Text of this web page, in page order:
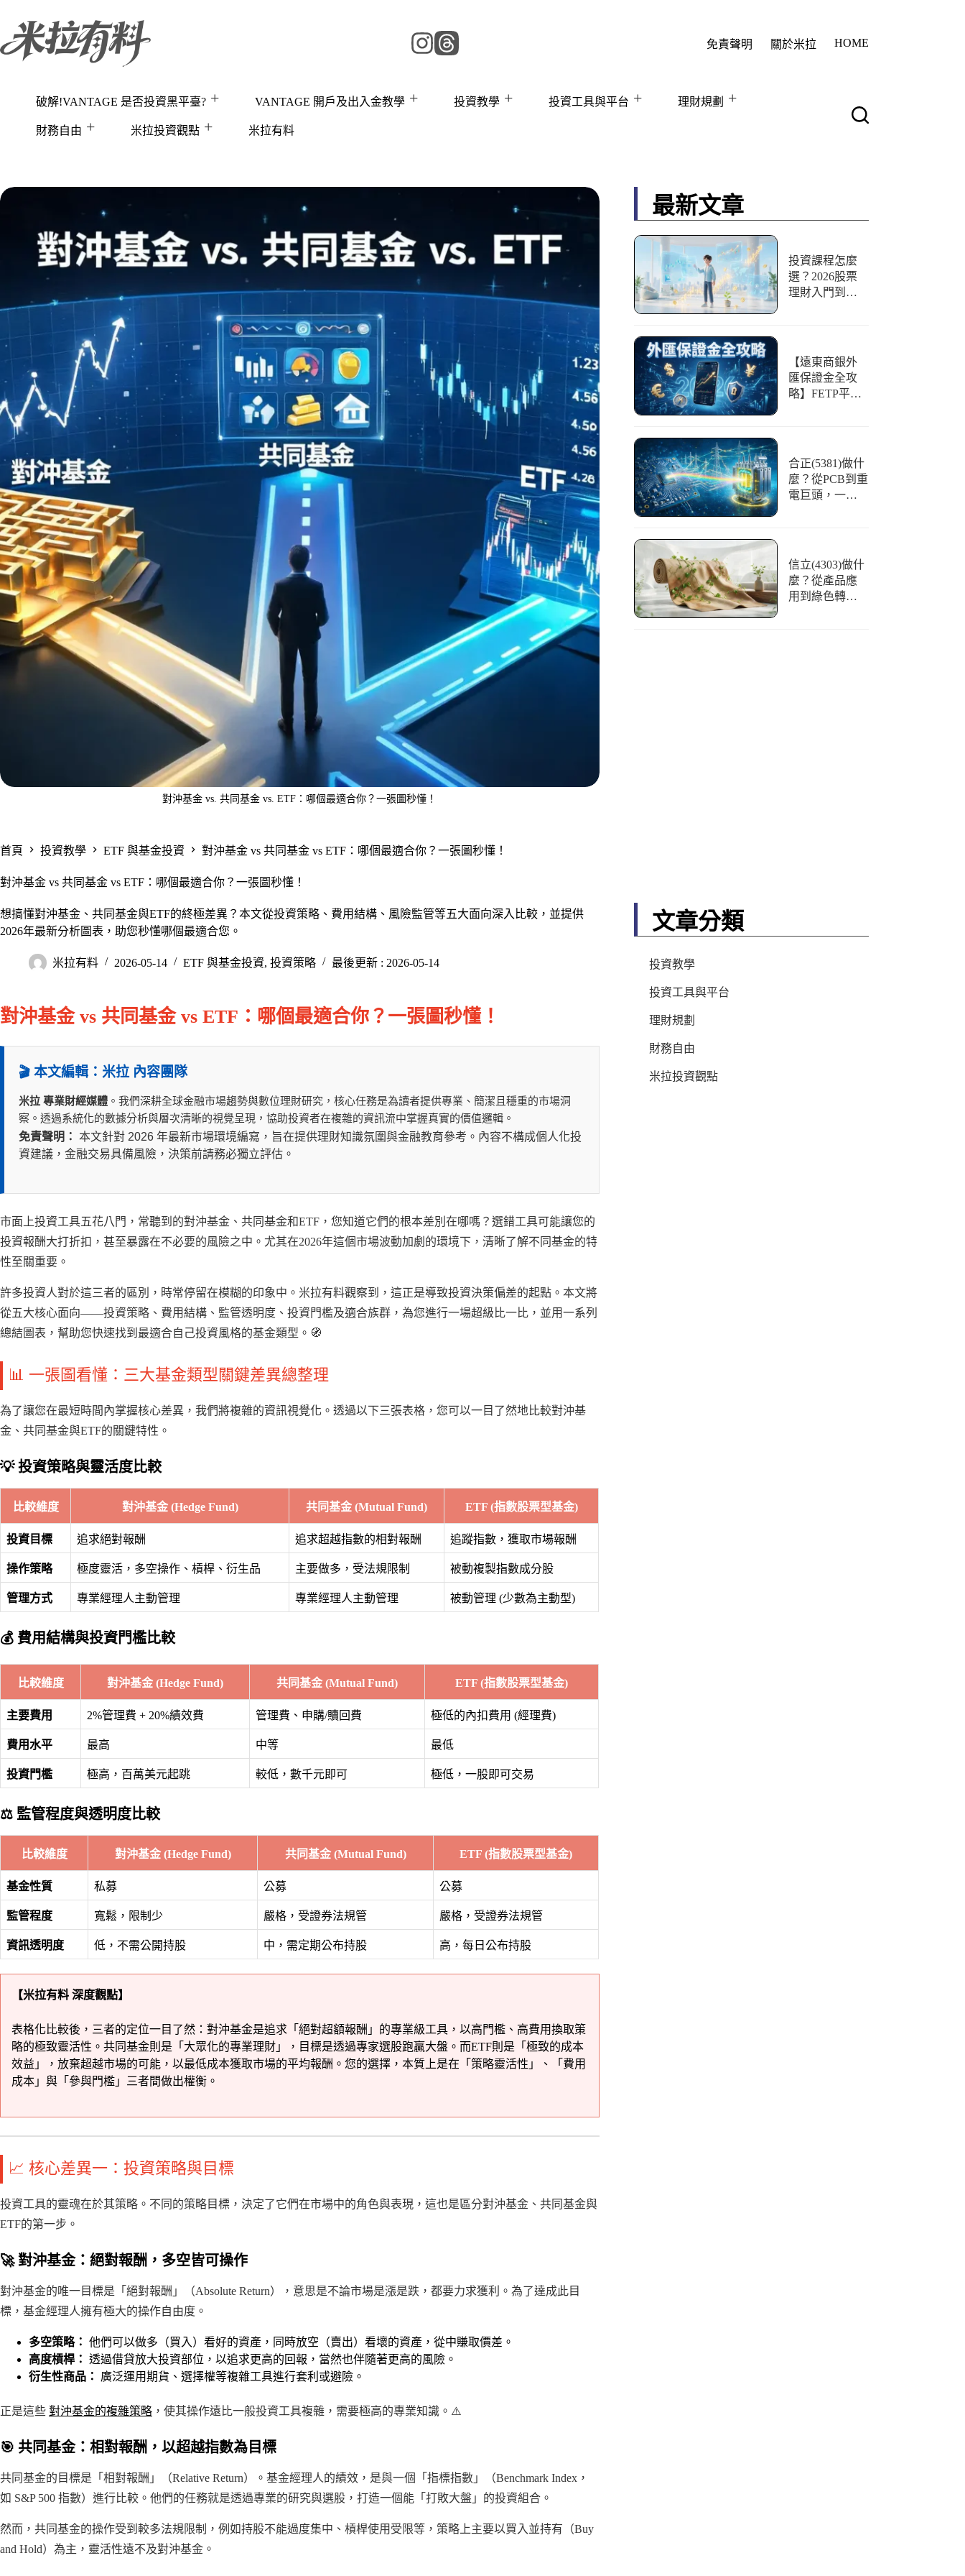
主
免責聲明 關於米拉 HOME
破解!VANTAGE 是否投資黑平臺? VANTAGE 開戶及出入金教學 投資教學 投資工具與平台 理財規劃
財務自由 米拉投資觀點 米拉有料
對沖基金 vs. 共同基金 vs. ETF：哪個最適合你？一張圖秒懂！
首頁 投資教學 ETF 與基金投資 對沖基金 vs 共同基金 vs ETF：哪個最適合你？一張圖秒懂！
對沖基金 vs 共同基金 vs ETF：哪個最適合你？一張圖秒懂！
想搞懂對沖基金、共同基金與ETF的終極差異？本文從投資策略、費用結構、風險監管等五大面向深入比較，並提供
2026年最新分析圖表，助您秒懂哪個最適合您。
米拉有料 2026-05-14 ETF 與基金投資, 投資策略 最後更新 : 2026-05-14
對沖基金 vs 共同基金 vs ETF：哪個最適合你？一張圖秒懂！
🎬 本文編輯：米拉 內容團隊
米拉 專業財經媒體 。我們深耕全球金融市場趨勢與數位理財研究，核心任務是為讀者提供專業、簡潔且穩重的市場洞
察。透過系統化的數據分析與層次清晰的視覺呈現，協助投資者在複雜的資訊流中掌握真實的價值邏輯。
免責聲明： 本文針對 2026 年最新市場環境編寫，旨在提供理財知識氛圍與金融教育參考。內容不構成個人化投
資建議，金融交易具備風險，決策前請務必獨立評估。
市面上投資工具五花八門，常聽到的對沖基金、共同基金和ETF，您知道它們的根本差別在哪嗎？選錯工具可能讓您的
投資報酬大打折扣，甚至暴露在不必要的風險之中。尤其在2026年這個市場波動加劇的環境下，清晰了解不同基金的特
性至關重要。
許多投資人對於這三者的區別，時常停留在模糊的印象中。米拉有料觀察到，這正是導致投資決策偏差的起點。本文將
從五大核心面向——投資策略、費用結構、監管透明度、投資門檻及適合族群，為您進行一場超級比一比，並用一系列
總結圖表，幫助您快速找到最適合自己投資風格的基金類型。🧭
📊 一張圖看懂：三大基金類型關鍵差異總整理
為了讓您在最短時間內掌握核心差異，我們將複雜的資訊視覺化。透過以下三張表格，您可以一目了然地比較對沖基
金、共同基金與ETF的關鍵特性。
💡 投資策略與靈活度比較
比較維度 對沖基金 (Hedge Fund) 共同基金 (Mutual Fund) ETF (指數股票型基金)
投資目標 追求絕對報酬 追求超越指數的相對報酬 追蹤指數，獲取市場報酬
操作策略 極度靈活，多空操作、槓桿、衍生品 主要做多，受法規限制 被動複製指數成分股
管理方式 專業經理人主動管理 專業經理人主動管理 被動管理 (少數為主動型)
💰 費用結構與投資門檻比較
比較維度 對沖基金 (Hedge Fund) 共同基金 (Mutual Fund) ETF (指數股票型基金)
主要費用 2%管理費 + 20%績效費 管理費、申購/贖回費 極低的內扣費用 (經理費)
費用水平 最高 中等 最低
投資門檻 極高，百萬美元起跳 較低，數千元即可 極低，一股即可交易
⚖️ 監管程度與透明度比較
比較維度 對沖基金 (Hedge Fund) 共同基金 (Mutual Fund) ETF (指數股票型基金)
基金性質 私募 公募 公募
監管程度 寬鬆，限制少 嚴格，受證券法規管 嚴格，受證券法規管
資訊透明度 低，不需公開持股 中，需定期公布持股 高，每日公布持股
【米拉有料 深度觀點】
表格化比較後，三者的定位一目了然：對沖基金是追求「絕對超額報酬」的專業級工具，以高門檻、高費用換取策
略的極致靈活性。共同基金則是「大眾化的專業理財」，目標是透過專家選股跑贏大盤。而ETF則是「極致的成本
效益」，放棄超越市場的可能，以最低成本獲取市場的平均報酬。您的選擇，本質上是在「策略靈活性」、「費用
成本」與「參與門檻」三者間做出權衡。
📈 核心差異一：投資策略與目標
投資工具的靈魂在於其策略。不同的策略目標，決定了它們在市場中的角色與表現，這也是區分對沖基金、共同基金與
ETF的第一步。
🚀 對沖基金：絕對報酬，多空皆可操作
對沖基金的唯一目標是「絕對報酬」（Absolute Return），意思是不論市場是漲是跌，都要力求獲利。為了達成此目
標，基金經理人擁有極大的操作自由度。
多空策略： 他們可以做多（買入）看好的資產，同時放空（賣出）看壞的資產，從中賺取價差。
高度槓桿： 透過借貸放大投資部位，以追求更高的回報，當然也伴隨著更高的風險。
衍生性商品：
廣泛運用期貨、選擇權等複雜工具進行套利或避險。
正是這些 對沖基金的複雜策略 ，使其操作遠比一般投資工具複雜，需要極高的專業知識。⚠️
🎯 共同基金：相對報酬，以超越指數為目標
共同基金的目標是「相對報酬」（Relative Return）。基金經理人的績效，是與一個「指標指數」（Benchmark Index，
如 S&P 500 指數）進行比較。他們的任務就是透過專業的研究與選股，打造一個能「打敗大盤」的投資組合。
然而，共同基金的操作受到較多法規限制，例如持股不能過度集中、槓桿使用受限等，策略上主要以買入並持有（Buy
and Hold）為主，靈活性遠不及對沖基金。
最新文章
投資課程怎麼
選？2026股票
理財入門到實
【遠東商銀外
匯保證金全攻
略】FETP平台
合正(5381)做什
麼？從PCB到重
電巨頭，一文
信立(4303)做什
麼？從產品應
用到綠色轉
文章分類
投資教學
投資工具與平台
理財規劃
財務自由
米拉投資觀點